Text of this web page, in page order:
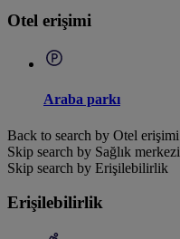
Otel erişimi
Araba parkı
Back to search by Otel erişimi
Skip search by Sağlık merkezi
Skip search by Erişilebilirlik
Erişilebilirlik